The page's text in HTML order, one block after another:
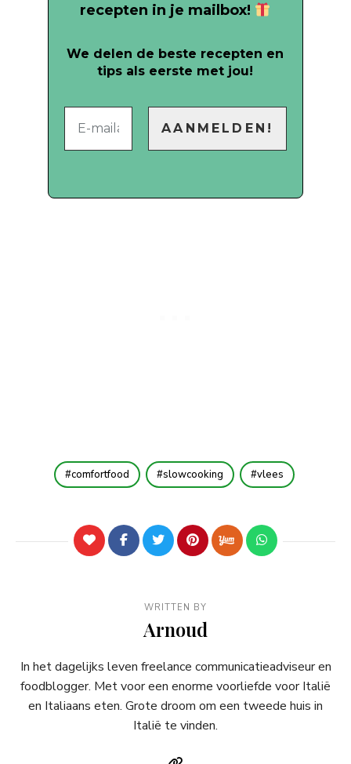
recepten in je mailbox!
We delen de beste recepten en
tips als eerste met jou!
comfortfood slowcooking vlees
WRITTEN BY
Arnoud
In het dagelijks leven freelance communicatieadviseur en
foodblogger. Met voor een enorme voorliefde voor Italië
en Italiaans eten. Grote droom om een tweede huis in
Italië te vinden.